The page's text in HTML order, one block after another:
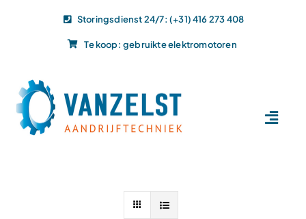
Storingsdienst 24/7: (+31) 416 273 408
Te koop: gebruikte elektromotoren
Dit leveren wij